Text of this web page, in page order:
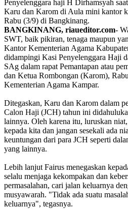
Penyelenggara haji H Dirhamsyah
Karu dan Karom di Aula mini kantor
Rabu (3/9) di Bangkinang.
BANGKINANG, riaueditor.com-
SWT, baik pikiran, tenaga maupun
Kantor Kementerian Agama
didampingi Kasi Penyelenggara Haji
SAg dalam rapat Pemantapan atau
dan Ketua Rombongan (Karom),
Kementerian Agama Kampar.
Ditegaskan, Karu dan Karom dalam
Calon Haji (JCH) tahun ini
lainnya. Oleh karena itu, luruskan
kepada kita dan jangan sesekali ada
keuntungan dari para JCH seperti
yang lainnya.
Lebih lanjut Fairus menegaskan
selalu menjaga kekompakan dan
permasalahan, cari jalan keluarnya
musyawarah. "Tidak ada suatu
keluarnya", tegasnya.